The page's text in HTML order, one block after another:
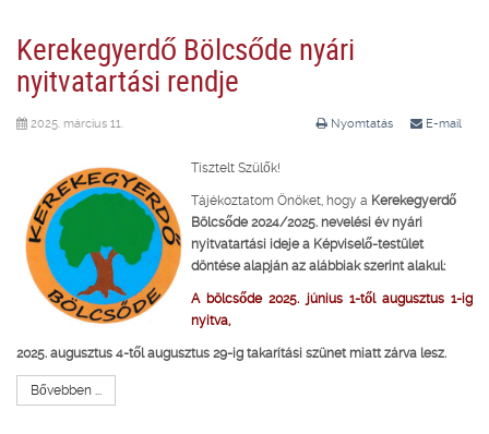
Kerekegyerdő Bölcsőde nyári
nyitvatartási rendje
Nyomtatás E-mail
2025. március 11.
Tisztelt Szülők!
Tájékoztatom Önöket, hogy a Kerekegyerdő
Bölcsőde 2024/2025. nevelési év nyári
nyitvatartási ideje a Képviselő-testület
döntése alapján az alábbiak szerint alakul:
A bölcsőde 2025. június 1-től augusztus 1-ig
nyitva,
2025. augusztus 4-től augusztus 29-ig takarítási szünet miatt zárva lesz.
Bővebben ...